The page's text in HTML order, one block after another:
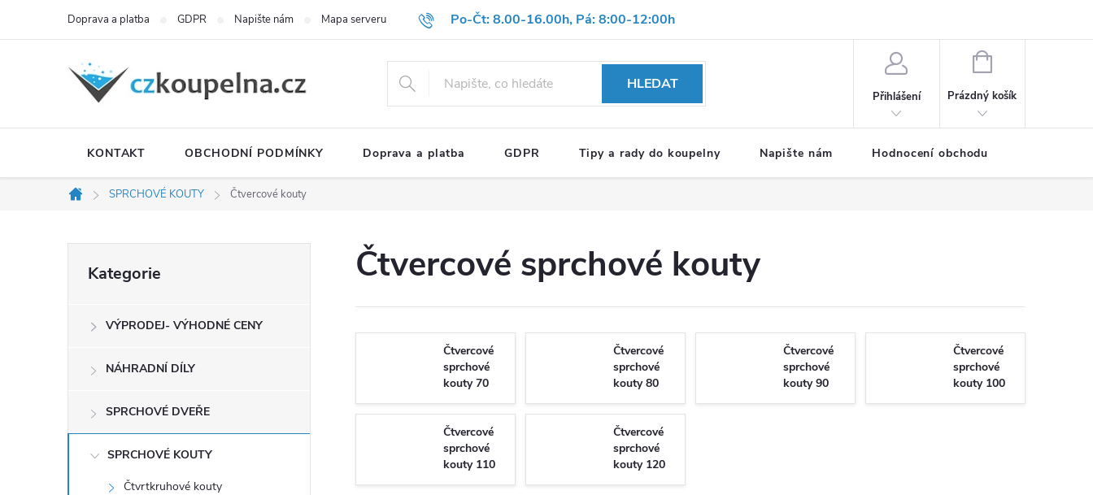
Po-Čt: 8.00-16.00h, Pá: 8:00-12:00h
Doprava a platba GDPR Napište nám Mapa serveru Hodnocení obchodu Reklamační formulář OBCHODNÍ PODMÍNKY
HLEDAT
Přihlášení
NÁKUPNÍ
Prázdný košík
KONTAKT OBCHODNÍ PODMÍNKY Doprava a platba GDPR Tipy a rady do koupelny Napište nám Hodnocení obchodu
Domů
SPRCHOVÉ KOUTY Čtvercové kouty
r
kategorie
Kategorie
VÝPRODEJ- VÝHODNÉ CENY
NÁHRADNÍ DÍLY
SPRCHOVÉ DVEŘE
SPRCHOVÉ KOUTY
Čtvrtkruhové kouty
Čtvercové sprchové kouty
Čtvercové
sprchové
kouty 70
cm
Čtvercové
sprchové
kouty 80
cm
Čtvercové
sprchové
kouty 90
cm
Čtvercové
sprchové
kouty 100
cm
Čtvercové
sprchové
kouty 110
cm
Čtvercové
sprchové
kouty 120
cm